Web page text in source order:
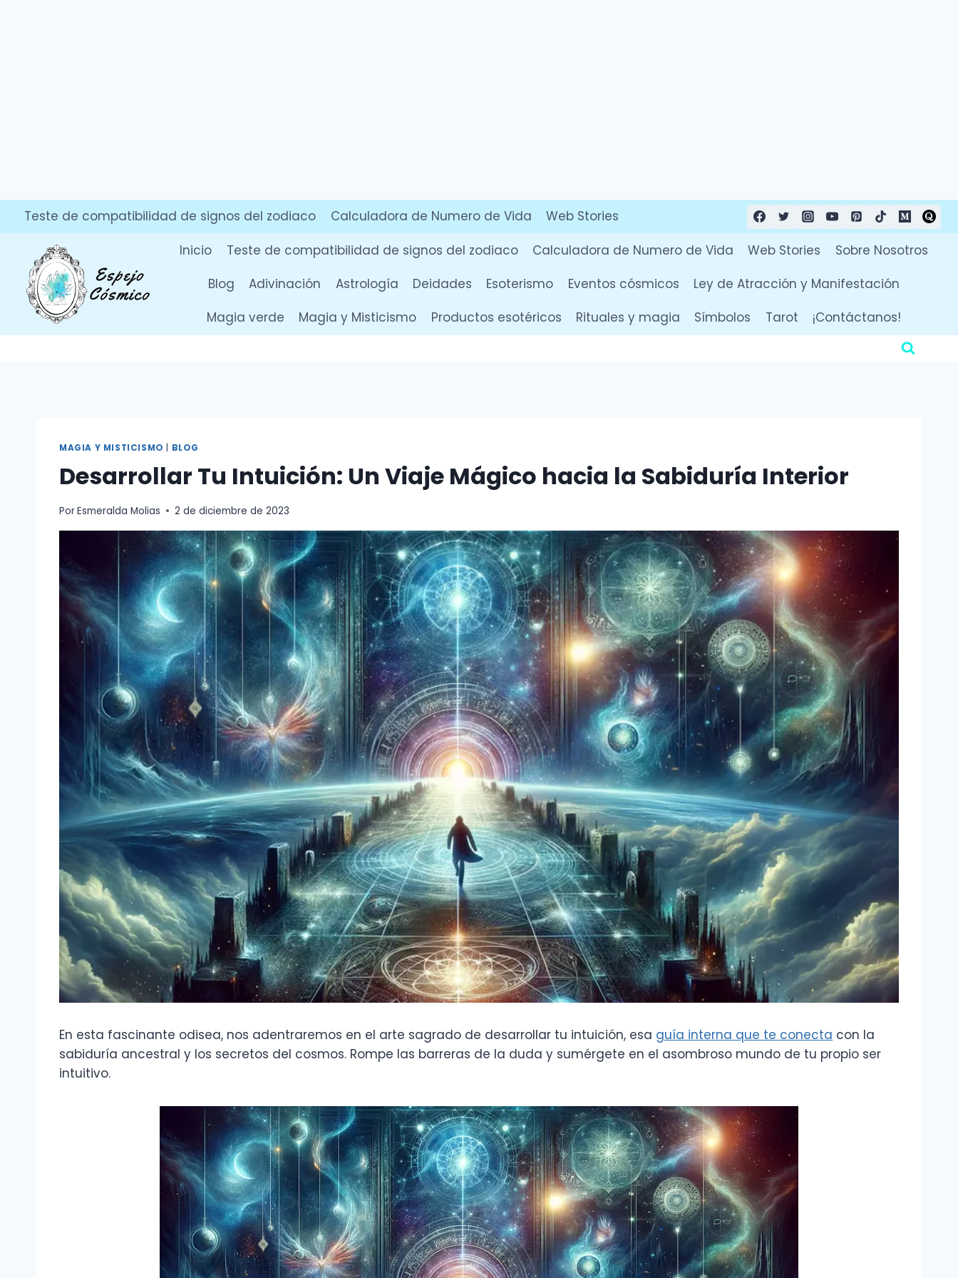
Saltar
contenido
Teste de compatibilidad de signos del zodiaco Calculadora de Numero de Vida
Web Stories
Inicio
Teste de compatibilidad de signos del zodiaco Calculadora de Numero de Vida Web Stories
Sobre Nosotros
Blog
Adivinación Astrología Deidades Esoterismo Eventos cósmicos
Ley de Atracción y Manifestación
Magia verde
Magia y Misticismo Productos esotéricos Rituales y magia Símbolos Tarot ¡Contáctanos!
MAGIA Y MISTICISMO BLOG
Desarrollar Tu Intuición: Un Viaje Mágico hacia la Sabiduría Interior
PorEsmeralda Molias 2 de diciembre de 2023
En esta fascinante odisea, nos adentraremos en el arte sagrado de desarrollar tu intuición, esa guía interna que te conecta con la
sabiduría ancestral y los secretos del cosmos. Rompe las barreras de la duda y sumérgete en el asombroso mundo de tu propio ser
intuitivo.